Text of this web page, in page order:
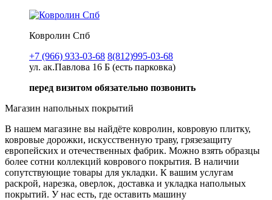
Ковролин Спб
+7 (966) 933-03-68 8(812)995-03-68
ул. ак.Павлова 16 Б (есть парковка)
перед визитом обязательно позвонить
Магазин напольных покрытий
В нашем магазине вы найдёте ковролин, ковровую плитку,
ковровые дорожки, искусственную траву, грязезащиту
европейских и отечественных фабрик. Можно взять образцы
более сотни коллекций коврового покрытия. В наличии
сопутствующие товары для укладки. К вашим услугам
раскрой, нарезка, оверлок, доставка и укладка напольных
покрытий. У нас есть, где оставить машину